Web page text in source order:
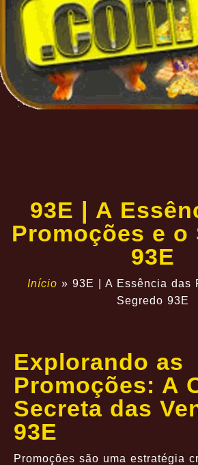
93E | A
Promoções e o
93E
Início » 93E | A Essência das
Segredo 93E
Explorando as
Promoções: A
Secreta das
93E
Promoções são uma estratégia